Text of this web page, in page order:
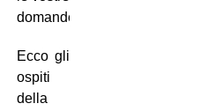
domande.
Ecco gli
ospiti
della